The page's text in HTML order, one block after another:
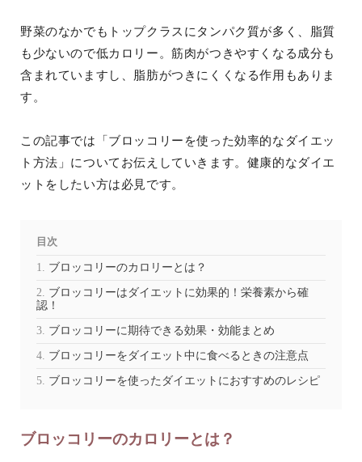
野菜のなかでもトップクラスにタンパク質が多く、脂質
も少ないので低カロリー。筋肉がつきやすくなる成分も
含まれていますし、脂肪がつきにくくなる作用もありま
す。
この記事では「ブロッコリーを使った効率的なダイエッ
ト方法」についてお伝えしていきます。健康的なダイエ
ットをしたい方は必見です。
目次
ブロッコリーのカロリーとは？
ブロッコリーはダイエットに効果的！栄養素から確
認！
ブロッコリーに期待できる効果・効能まとめ
ブロッコリーをダイエット中に食べるときの注意点
ブロッコリーを使ったダイエットにおすすめのレシピ
ブロッコリーのカロリーとは？